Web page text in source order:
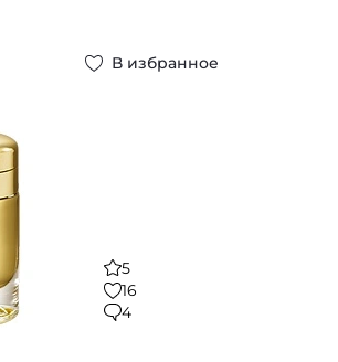
В избранное
5
16
4